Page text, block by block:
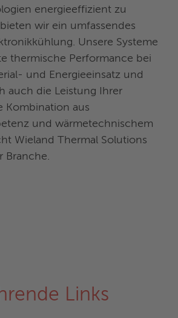
energieeffizient zu
wir ein umfassendes
Unsere Systeme
thermische Performance bei
und Energieeinsatz und
auch die Leistung Ihrer
Kombination aus
und wärmetechnischem
Wieland Thermal Solutions
Branche.
Links